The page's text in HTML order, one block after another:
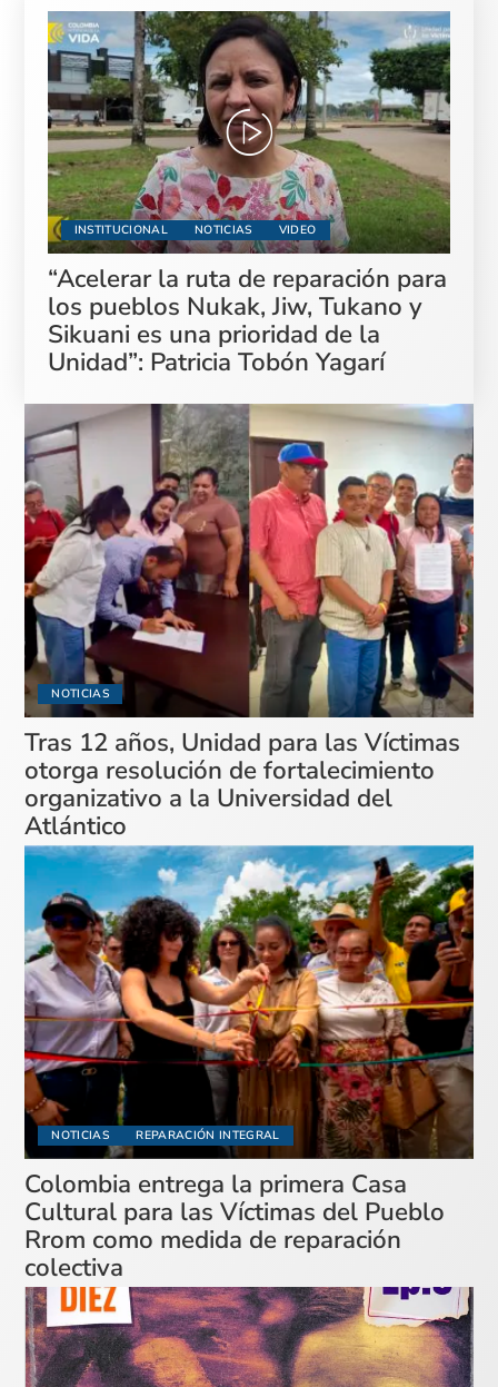
INSTITUCIONAL NOTICIAS VIDEO
“Acelerar la ruta de reparación para
los pueblos Nukak, Jiw, Tukano y
Sikuani es una prioridad de la
Unidad”: Patricia Tobón Yagarí
NOTICIAS
Tras 12 años, Unidad para las Víctimas
otorga resolución de fortalecimiento
organizativo a la Universidad del
Atlántico
NOTICIAS REPARACIÓN INTEGRAL
Colombia entrega la primera Casa
Cultural para las Víctimas del Pueblo
Rrom como medida de reparación
colectiva